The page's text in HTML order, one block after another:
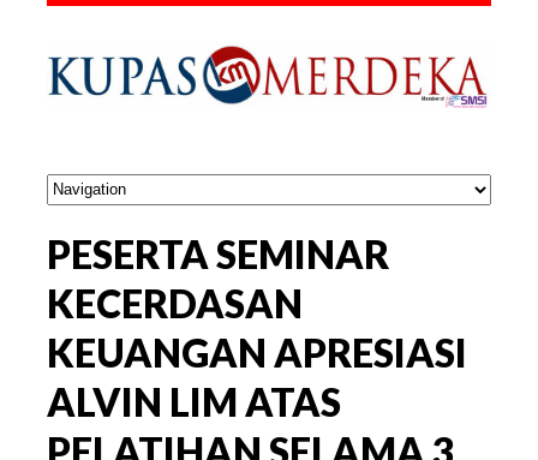
PESERTA SEMINAR
KECERDASAN
KEUANGAN APRESIASI
ALVIN LIM ATAS
PELATIHAN SELAMA 3